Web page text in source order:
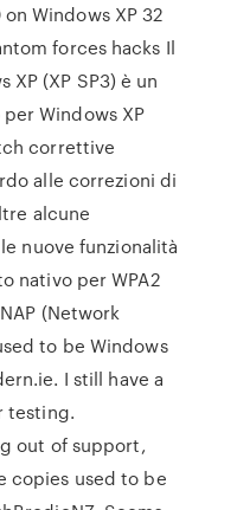
Windows XP 32
forces hacks Il
(XP SP3) è un
Windows XP
correttive
alle correzioni di
alcune
nuove funzionalità
nativo per WPA2
(Network
to be Windows
I still have a
testing.
out of support,
copies used to be